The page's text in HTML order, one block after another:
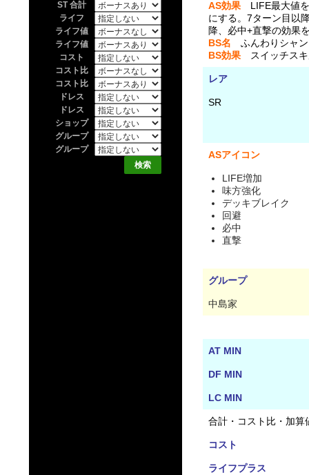
AS効果 LIFE最大値を
にする。7ターン目以
降、必中+直撃の効果
BS名 ふんわりシャ
BS効果 スイッチス
レア
SR
ASアイコン
LIFE増加
味方強化
デッキブレイク
回避
必中
直撃
グループ
中島家
AT MIN
DF MIN
LC MIN
合計・コスト比・加算
コスト
ライフプラス
ST 合計
ライフ
ライフ値
ライフ値
コスト
コスト比
コスト比
ドレス
ドレス
ショップ
グループ
グループ